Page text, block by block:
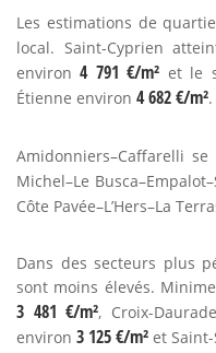
Les estimations de
local. Saint-Cyprien
environ4 791 €/m² et le
Étienne environ 4 682 €/m².
Amidonniers–Caffarelli
Michel–Le
Côte Pavée–L’Hers–La
Dans des secteurs plus
sont moins élevés.
3 481 €/m², Croix-
environ 3 125 €/m² et